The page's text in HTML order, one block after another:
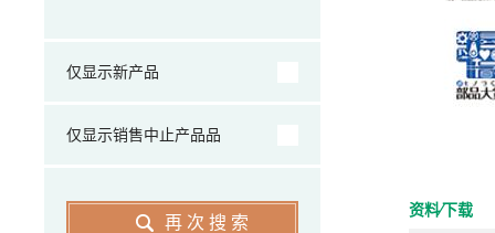
资料⁄下载
仅显示新产品
仅显示销售中止产品品
再次搜索